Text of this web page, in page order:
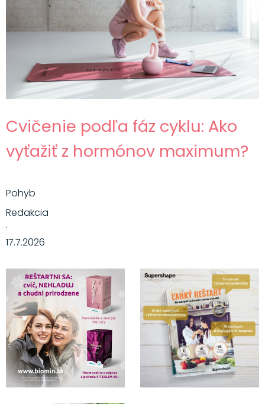
Cvičenie podľa fáz cyklu: Ako
vyťažiť z hormónov maximum?
Pohyb
Redakcia
·
17.7.2026